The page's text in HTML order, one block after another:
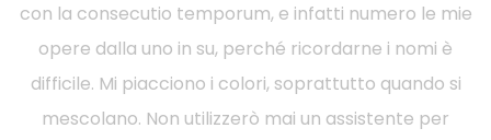
con la consecutio temporum, e infatti numero le mie
opere dalla uno in su, perché ricordarne i nomi è
difficile. Mi piacciono i colori, soprattutto quando si
mescolano. Non utilizzerò mai un assistente per